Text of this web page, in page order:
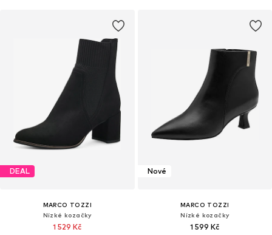
DEAL
MARCO TOZZI
Nízké kozačky
1 529 Kč
Nové
MARCO TOZZI
Nízké kozačky
1 599 Kč